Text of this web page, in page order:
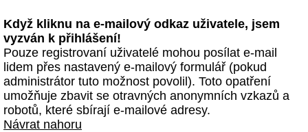
Když kliknu na e-mailový odkaz uživatele, jsem
vyzván k přihlášení!
Pouze registrovaní uživatelé mohou posílat e-mail
lidem přes nastavený e-mailový formulář (pokud
administrátor tuto možnost povolil). Toto opatření
umožňuje zbavit se otravných anonymních vzkazů a
robotů, které sbírají e-mailové adresy.
Návrat nahoru